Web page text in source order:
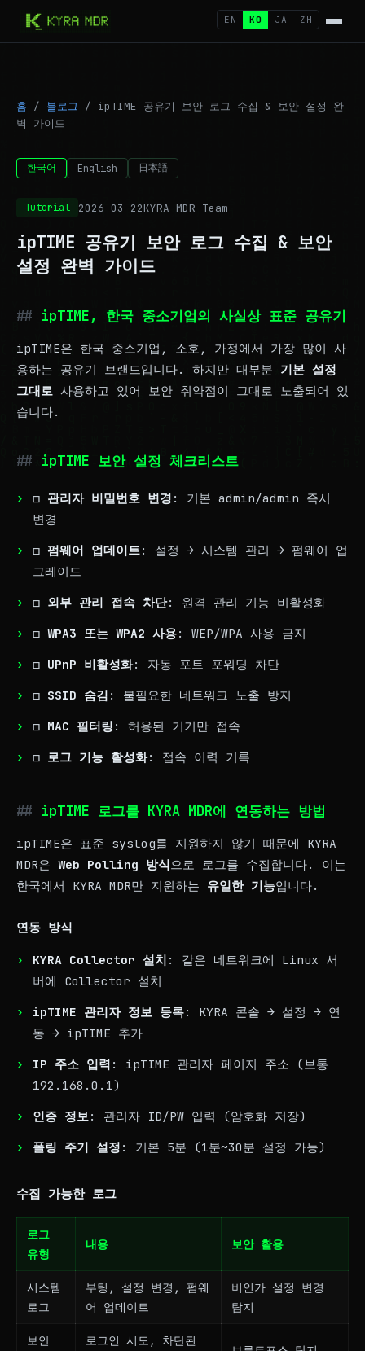
EN KO JA ZH
홈 / 블로그 / ipTIME 공유기 보안 로그 수집 & 보안 설정 완
벽 가이드
한국어 English 日本語
Tutorial 2026-03-22KYRA MDR Team
ipTIME 공유기 보안 로그 수집 & 보안
설정 완벽 가이드
ipTIME, 한국 중소기업의 사실상 표준 공유기
ipTIME은 한국 중소기업, 소호, 가정에서 가장 많이 사
용하는 공유기 브랜드입니다. 하지만 대부분 기본 설정
그대로 사용하고 있어 보안 취약점이 그대로 노출되어 있
습니다.
ipTIME 보안 설정 체크리스트
☐ 관리자 비밀번호 변경 : 기본 admin/admin 즉시
변경
☐ 펌웨어 업데이트: 설정 → 시스템 관리 → 펌웨어 업
그레이드
☐ 외부 관리 접속 차단: 원격 관리 기능 비활성화
☐ WPA3 또는 WPA2 사용: WEP/WPA 사용 금지
☐ UPnP 비활성화: 자동 포트 포워딩 차단
☐ SSID 숨김 : 불필요한 네트워크 노출 방지
☐ MAC 필터링 : 허용된 기기만 접속
☐ 로그 기능 활성화: 접속 이력 기록
ipTIME 로그를 KYRA MDR에 연동하는 방법
ipTIME은 표준 syslog를 지원하지 않기 때문에 KYRA
MDR은 Web Polling 방식으로 로그를 수집합니다. 이는
한국에서 KYRA MDR만 지원하는 유일한 기능입니다.
연동 방식
KYRA Collector 설치 : 같은 네트워크에 Linux 서
버에 Collector 설치
ipTIME 관리자 정보 등록: KYRA 콘솔 → 설정 → 연
동 → ipTIME 추가
IP 주소 입력 : ipTIME 관리자 페이지 주소 (보통
192.168.0.1)
인증 정보: 관리자 ID/PW 입력 (암호화 저장)
폴링 주기 설정 : 기본 5분 (1분~30분 설정 가능)
수집 가능한 로그
로그
유형
내용 보안 활용
시스템
로그
부팅, 설정 변경, 펌웨
어 업데이트
비인가 설정 변경
탐지
보안
로그인 시도, 차단된